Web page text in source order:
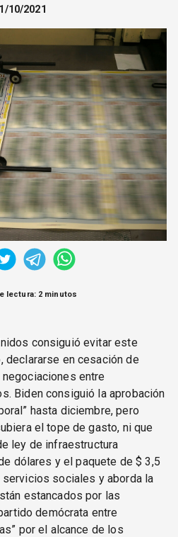
Y CULTURA
DE LECTORES
DEBATE
RESPONDE
Obrera Revista
10/2021
lectura: 2 minutos
consiguió evitar este
declararse en cesación de
entre
Biden consiguió la aprobación
hasta diciembre, pero
el tope de gasto, ni que
ley de infraestructura
dólares y el paquete de $ 3,5
sociales y aborda la
estancados por las
demócrata entre
por el alcance de los